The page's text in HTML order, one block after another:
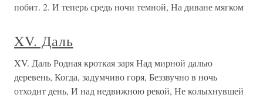
побит. 2. И теперь средь ночи темной, На диване мягком
XV. Даль
XV. Даль Родная кроткая заря Над мирной далью
деревень, Когда, задумчиво горя, Беззвучно в ночь
отходит день, И над недвижною рекой, Не колыхнувшей